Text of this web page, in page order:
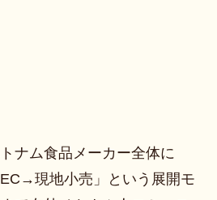
ナム食品メーカー全体に
現地小売」という展開モ